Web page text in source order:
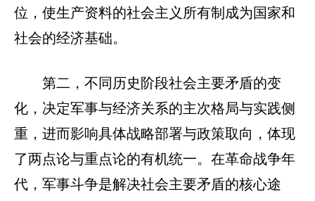
位，使生产资料的社会主义所有制成为国家和
社会的经济基础。
第二，不同历史阶段社会主要矛盾的变
化，决定军事与经济关系的主次格局与实践侧
重，进而影响具体战略部署与政策取向，体现
了两点论与重点论的有机统一。在革命战争年
代，军事斗争是解决社会主要矛盾的核心途